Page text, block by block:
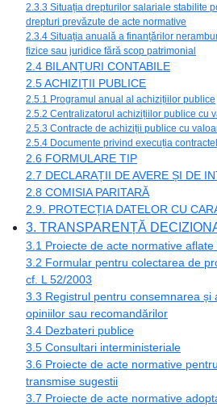
2.3.3 Situația drepturilor salariale stabilite
drepturi prevăzute de acte normative
2.3.4 Situația anuală a finanțărilor
fizice sau juridice fără scop patrimonial
2.4 BILANȚURI CONTABILE
2.5 ACHIZIȚII PUBLICE
2.5.1 Programul anual al achizițiilor publice
2.5.2 Centralizatorul achizițiilor publice cu
2.5.3 Contracte de achiziții publice cu
2.5.4 Documente privind execuția
2.6 FORMULARE TIP
2.7 DECLARAȚII DE AVERE ȘI DE
2.8 COMISIA PARITARĂ
2.9. PROTECȚIA DATELOR CU
3. TRANSPARENȚĂ
3.1 Proiecte de acte normative
3.2 Formular pentru colectarea de
cf. L 52/2003
3.3 Registrul pentru consemnarea și
opiniilor sau recomandărilor
3.4 Dezbateri publice
3.5 Consultari interministeriale
3.6 Proiecte de acte normative
transmise sugestii
3.7 Proiecte de acte normative